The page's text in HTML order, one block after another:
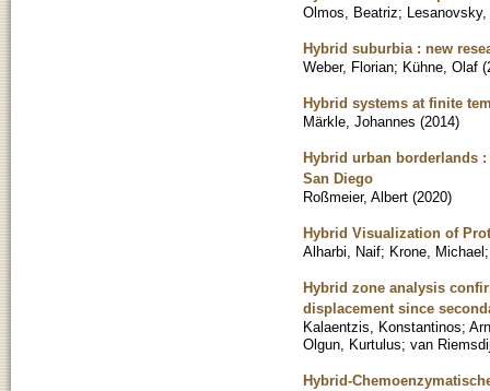
Olmos, Beatriz; Lesanovsky,
Hybrid suburbia : new
Weber, Florian; Kühne, Olaf (
Hybrid systems at finite
Märkle, Johannes (2014)
Hybrid urban borderlands
San Diego
Roßmeier, Albert (2020)
Hybrid Visualization of
Alharbi, Naif; Krone, Michael
Hybrid zone analysis
displacement since
Kalaentzis, Konstantinos;
Olgun, Kurtulus; van
Hybrid-